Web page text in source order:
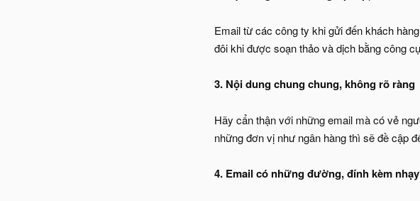
Email từ các công ty khi gửi đến khách
đôi khi được soạn thảo và dịch bằng công
3. Nội dung chung chung, không rõ ràng
Hãy cẩn thận với những email mà có vẻ
những đơn vị như ngân hàng thì sẽ đề cập
4. Email có những đường, đính kèm